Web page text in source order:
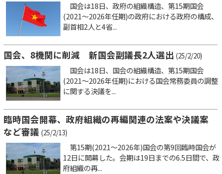
国会は18日、政府の組織構造、第15期国会
(2021～2026年任期)の政府における政府の構成、
副首相2人と4省...
国会、8機関に削減 新国会副議長2人選出 (25/2/20)
国会は18日、国会の組織構造、第15期国会
(2021～2026年任期)における国会常務委員の調整
に関する決議を...
臨時国会開幕、政府組織の再編関連の法案や決議案
など審議 (25/2/13)
第15期(2021～2026年)国会の第9回臨時国会が
12日に開幕した。会期は19日までの6.5日間で、政
府組織の再...